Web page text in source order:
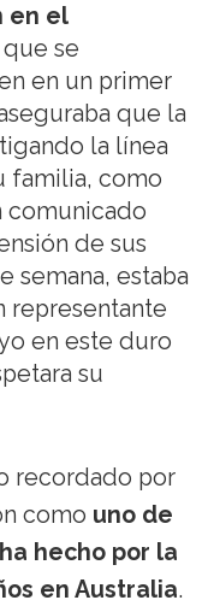
en el
se
en un primer
que la
la línea
familia, como
comunicado
de sus
semana, estaba
representante
en este duro
su
recordado por
como uno de
hecho por la
en Australia.